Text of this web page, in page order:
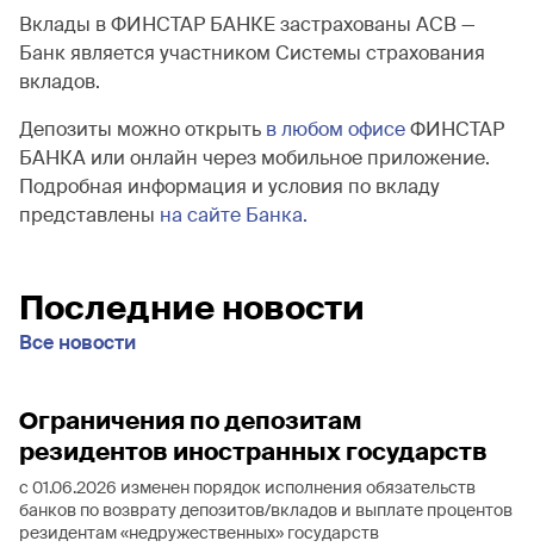
Вклады в ФИНСТАР БАНКЕ застрахованы АСВ —
Банк является участником Системы страхования
вкладов.
Депозиты можно открыть в любом офисеФИНСТАР
БАНКА или онлайн через мобильное приложение.
Подробная информация и условия по вкладу
представлены на сайте Банка.
Последние новости
Все новости
Ограничения по депозитам
резидентов иностранных государств
с 01.06.2026 изменен порядок исполнения обязательств
банков по возврату депозитов/вкладов и выплате процентов
резидентам «недружественных» государств